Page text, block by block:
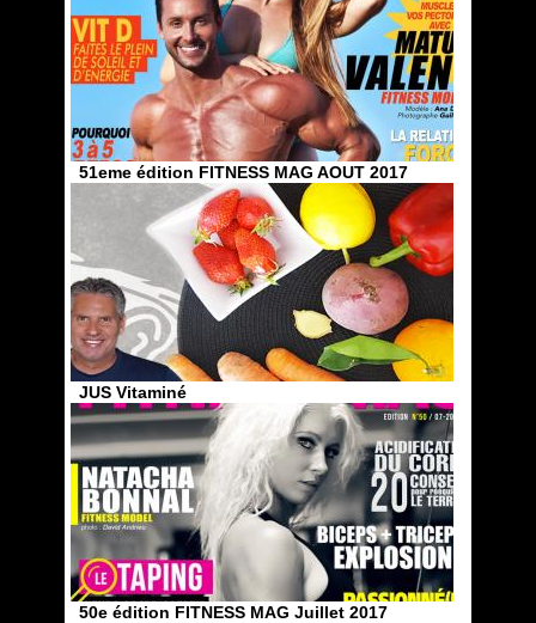
51eme édition FITNESS MAG AOUT 2017
JUS Vitaminé
50e édition FITNESS MAG Juillet 2017